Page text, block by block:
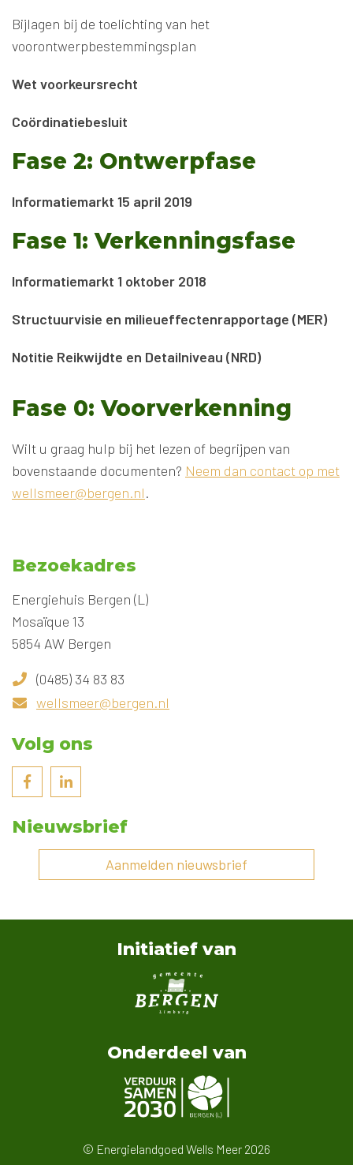
Bijlagen bij de toelichting van het
voorontwerpbestemmingsplan
Wet voorkeursrecht
Coördinatiebesluit
Fase 2: Ontwerpfase
Informatiemarkt 15 april 2019
Fase 1: Verkenningsfase
Informatiemarkt 1 oktober 2018
Structuurvisie en milieueffectenrapportage (MER)
Notitie Reikwijdte en Detailniveau (NRD)
Fase 0: Voorverkenning
Wilt u graag hulp bij het lezen of begrijpen van
bovenstaande documenten? Neem dan contact op met
wellsmeer@bergen.nl.
Bezoekadres
Energiehuis Bergen (L)
Mosaïque 13
5854 AW Bergen
(0485) 34 83 83
wellsmeer@bergen.nl
Volg ons
Nieuwsbrief
Aanmelden nieuwsbrief
Initiatief van
Onderdeel van
© Energielandgoed Wells Meer 2026